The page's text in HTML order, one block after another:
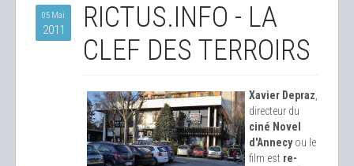
05 Mai
2011
RICTUS.INFO - LA
CLEF DES TERROIRS
Xavier Depraz
directeur du
ciné Novel
d'Annecyou le
film est re-